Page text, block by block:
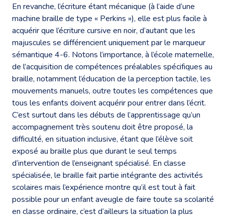
En revanche, l’écriture étant mécanique (à l’aide d’une
machine braille de type « Perkins »), elle est plus facile à
acquérir que l’écriture cursive en noir, d’autant que les
majuscules se différencient uniquement par le marqueur
sémantique 4-6. Notons l’importance, à l’école maternelle,
de l’acquisition de compétences préalables spécifiques au
braille, notamment l’éducation de la perception tactile, les
mouvements manuels, outre toutes les compétences que
tous les enfants doivent acquérir pour entrer dans l’écrit.
C’est surtout dans les débuts de l’apprentissage qu’un
accompagnement très soutenu doit être proposé, la
difficulté, en situation inclusive, étant que l’élève soit
exposé au braille plus que durant le seul temps
d’intervention de l’enseignant spécialisé. En classe
spécialisée, le braille fait partie intégrante des activités
scolaires mais l’expérience montre qu’il est tout à fait
possible pour un enfant aveugle de faire toute sa scolarité
en classe ordinaire, c’est d’ailleurs la situation la plus